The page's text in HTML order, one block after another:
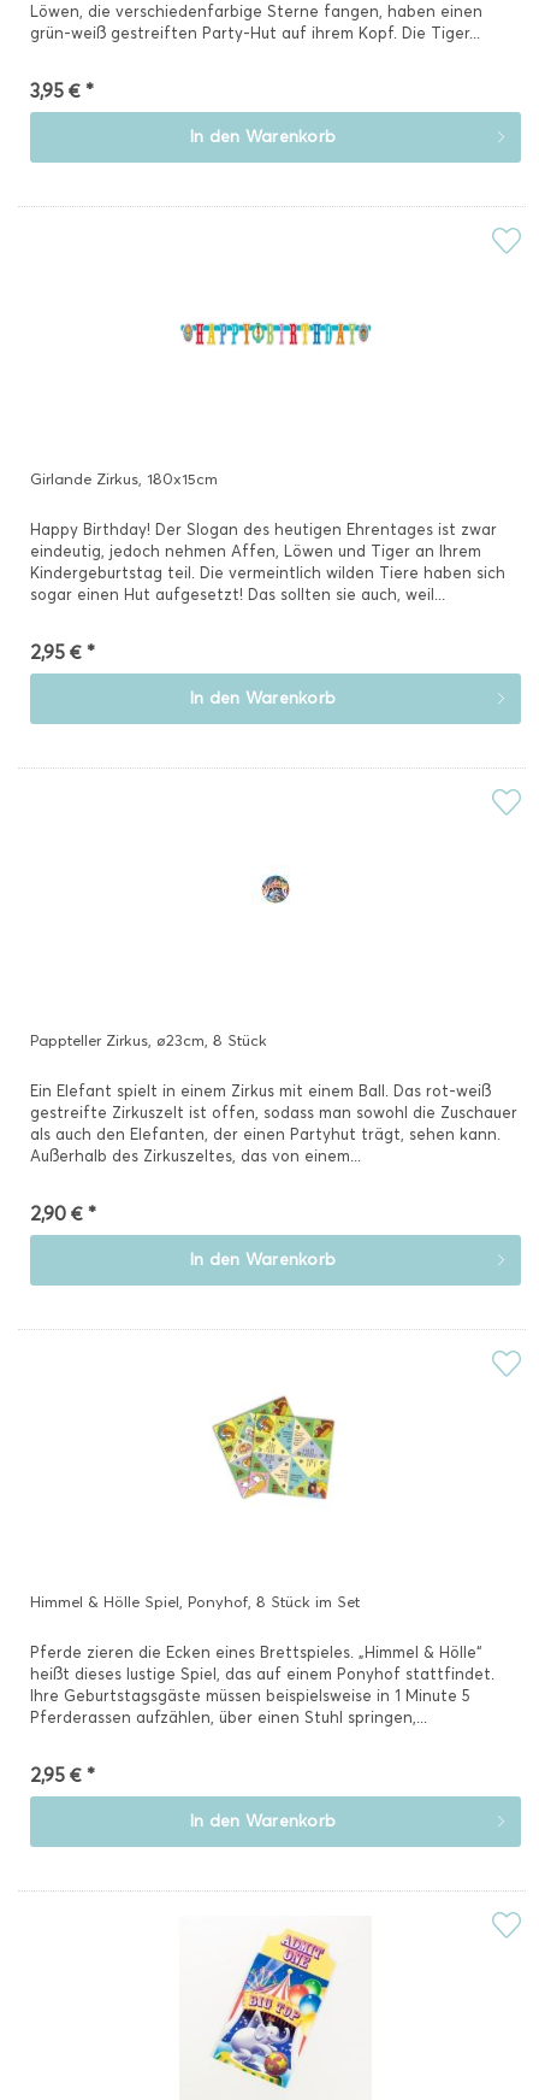
Löwen, die verschiedenfarbige Sterne fangen, haben einen
grün-weiß gestreiften Party-Hut auf ihrem Kopf. Die Tiger...
3,95 € *
In den Warenkorb
Girlande Zirkus, 180x15cm
Happy Birthday! Der Slogan des heutigen Ehrentages ist zwar
eindeutig, jedoch nehmen Affen, Löwen und Tiger an Ihrem
Kindergeburtstag teil. Die vermeintlich wilden Tiere haben sich
sogar einen Hut aufgesetzt! Das sollten sie auch, weil...
2,95 € *
In den Warenkorb
Pappteller Zirkus, ø23cm, 8 Stück
Ein Elefant spielt in einem Zirkus mit einem Ball. Das rot-weiß
gestreifte Zirkuszelt ist offen, sodass man sowohl die Zuschauer
als auch den Elefanten, der einen Partyhut trägt, sehen kann.
Außerhalb des Zirkuszeltes, das von einem...
2,90 € *
In den Warenkorb
Himmel & Hölle Spiel, Ponyhof, 8 Stück im Set
Pferde zieren die Ecken eines Brettspieles. „Himmel & Hölle“
heißt dieses lustige Spiel, das auf einem Ponyhof stattfindet.
Ihre Geburtstagsgäste müssen beispielsweise in 1 Minute 5
Pferderassen aufzählen, über einen Stuhl springen,...
2,95 € *
In den Warenkorb